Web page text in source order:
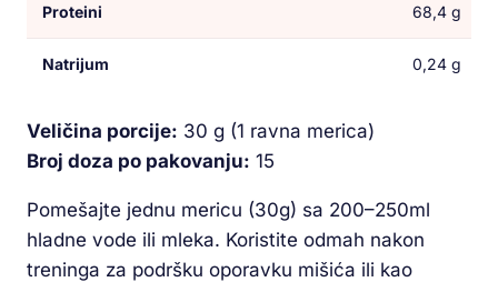
Proteini 68,4 g
Natrijum 0,24 g
Veličina porcije: 30 g (1 ravna merica)
Broj doza po pakovanju: 15
Pomešajte jednu mericu (30g) sa 200–250ml
hladne vode ili mleka. Koristite odmah nakon
treninga za podršku oporavku mišića ili kao